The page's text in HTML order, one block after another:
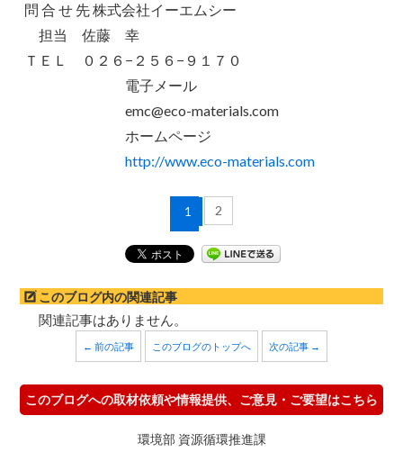
問 合 せ 先 株式会社イーエムシー
担当 佐藤 幸
ＴＥＬ ０２６−２５６−９１７０
電子メール
emc@eco-materials.com
ホームページ
http://www.eco-materials.com
1 2
このブログ内の関連記事
関連記事はありません。
← 前の記事 このブログのトップへ 次の記事 →
このブログへの取材依頼や情報提供、ご意見・ご要望はこちら
環境部 資源循環推進課